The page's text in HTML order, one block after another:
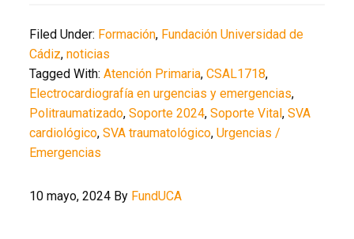
Filed Under: Formación, Fundación Universidad de
Cádiz,noticias
Tagged With:Atención Primaria,CSAL1718,
Electrocardiografía en urgencias y emergencias,
Politraumatizado,Soporte 2024,Soporte Vital,SVA
cardiológico,SVA traumatológico,Urgencias /
Emergencias
10 mayo, 2024 By FundUCA